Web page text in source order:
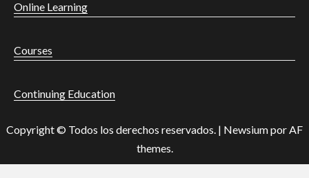
Online Learning
Courses
Continuing Education
Copyright © Todos los derechos reservados. | Newsiumpor AF
themes.